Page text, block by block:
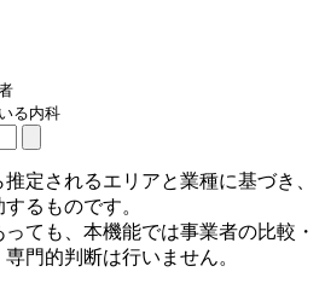
る内科
定されるエリアと業種に基づき、
るものです。
ても、本機能では事業者の比較・
門的判断は行いません。